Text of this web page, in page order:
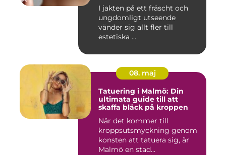
I jakten på ett fräscht och
ungdomligt utseende
vänder sig allt fler till
estetiska ...
08. maj
Tatuering i Malmö: Din
ultimata guide till att
skaffa bläck på kroppen
När det kommer till
kroppsutsmyckning genom
konsten att tatuera sig, är
Malmö en stad...